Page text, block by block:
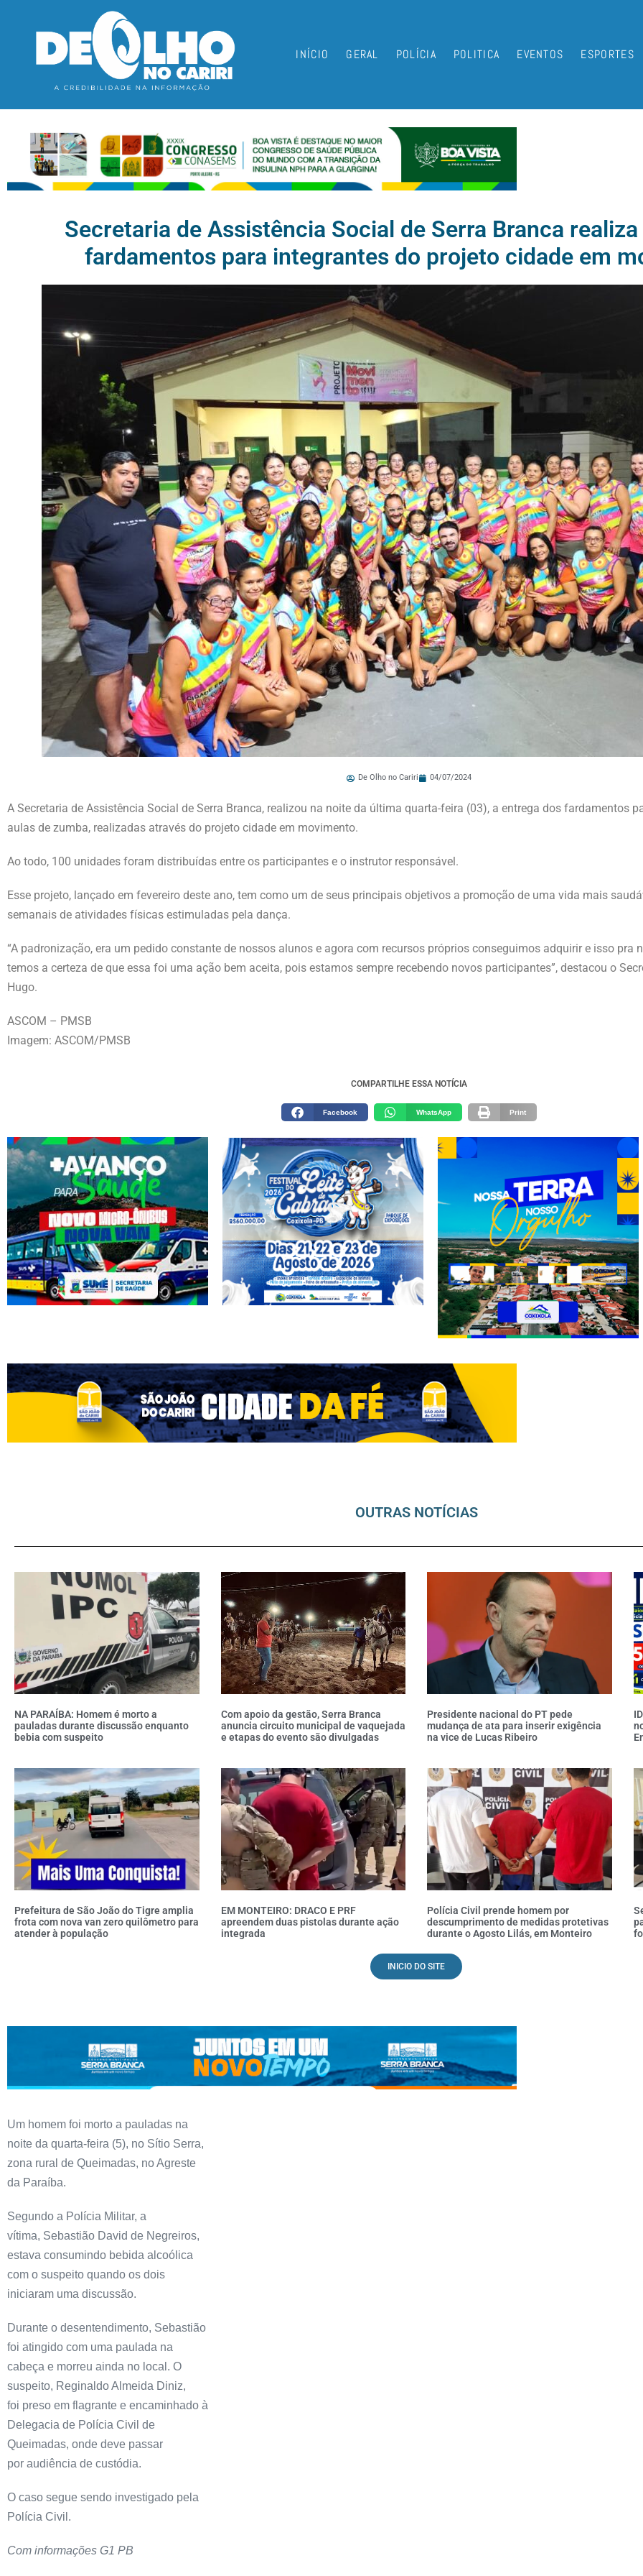
INÍCIO GERAL POLÍCIA POLITICA EVENTOS ESPORTES
Secretaria de Assistência Social de Serra Branca
fardamentos para integrantes do projeto cidade em
De Olho no Cariri 04/07/2024
A Secretaria de Assistência Social de Serra Branca, realizou na noite da última quarta-feira (03), a entrega dos fardamentos
aulas de zumba, realizadas através do projeto cidade em movimento.
Ao todo, 100 unidades foram distribuídas entre os participantes e o instrutor responsável.
Esse projeto, lançado em fevereiro deste ano, tem como um de seus principais objetivos a promoção de uma vida mais
semanais de atividades físicas estimuladas pela dança.
“A padronização, era um pedido constante de nossos alunos e agora com recursos próprios conseguimos adquirir e isso pra
temos a certeza de que essa foi uma ação bem aceita, pois estamos sempre recebendo novos participantes”, destacou o
Hugo.
ASCOM – PMSB
Imagem: ASCOM/PMSB
COMPARTILHE ESSA NOTÍCIA
Facebook WhatsApp Print
OUTRAS NOTÍCIAS
NA PARAÍBA: Homem é morto a
pauladas durante discussão enquanto
bebia com suspeito
Com apoio da gestão, Serra Branca
anuncia circuito municipal de vaquejada
e etapas do evento são divulgadas
Presidente nacional do PT pede
mudança de ata para inserir exigência
na vice de Lucas Ribeiro
Prefeitura de São João do Tigre amplia
frota com nova van zero quilômetro para
atender à população
EM MONTEIRO: DRACO E PRF
apreendem duas pistolas durante ação
integrada
Polícia Civil prende homem por
descumprimento de medidas protetivas
durante o Agosto Lilás, em Monteiro
INICIO DO SITE
Um homem foi morto a pauladas na
noite da quarta-feira (5), no Sítio Serra,
zona rural de Queimadas, no Agreste
da Paraíba.
Segundo a Polícia Militar, a
vítima, Sebastião David de Negreiros,
estava consumindo bebida alcoólica
com o suspeito quando os dois
iniciaram uma discussão.
Durante o desentendimento, Sebastião
foi atingido com uma paulada na
cabeça e morreu ainda no local. O
suspeito, Reginaldo Almeida Diniz,
foi preso em flagrante e encaminhado à
Delegacia de Polícia Civil de
Queimadas, onde deve passar
por audiência de custódia.
O caso segue sendo investigado pela
Polícia Civil.
Com informações G1 PB